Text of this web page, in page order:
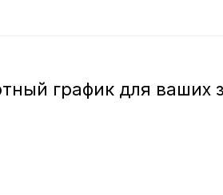
график для ваших